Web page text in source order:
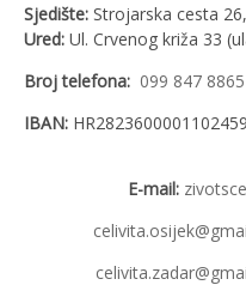
Sjedište: Strojarska cesta
Ured: Ul. Crvenog križa 33
Broj telefona: 099 847 8865
IBAN:
E-mail: